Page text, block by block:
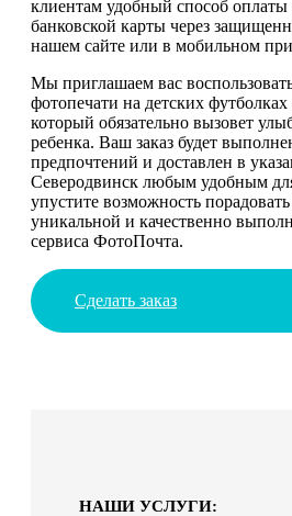
клиентам удобный способ
банковской карты через
нашем сайте или в мобильном
Мы приглашаем вас
фотопечати на детских футболках
который обязательно вызовет
ребенка. Ваш заказ будет
предпочтений и доставлен в
Северодвинск любым удобным
упустите возможность
уникальной и качественно
сервиса ФотоПочта.
Сделать заказ
НАШИ УСЛУГИ: